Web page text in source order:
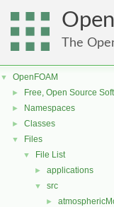
The
▼ OpenFOAM
► Free, Open Source
► Namespaces
► Classes
▼ Files
▼ File List
► applications
▼ src
►